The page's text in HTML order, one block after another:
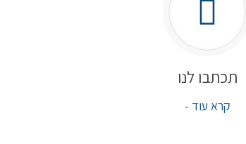
תכתבו לנו
קרא עוד -